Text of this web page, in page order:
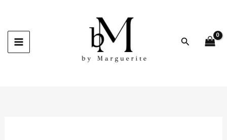
contenu